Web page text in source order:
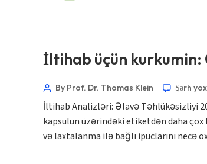
İltihab üçün kurkumin:
By Prof. Dr. Thomas Klein Şərh
İltihab Analizləri: Əlavə Təhlükəsizliyi
kapsulun üzərindəki etiketdən daha
və laxtalanma ilə bağlı ipuclarını necə
Hrvatski
Slovenčina
سنڌي